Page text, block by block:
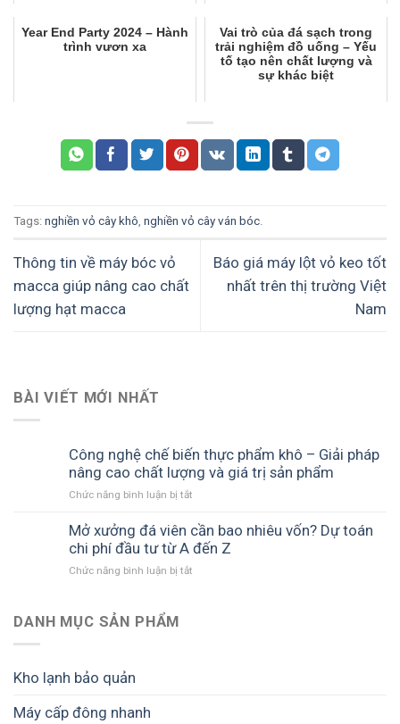
Year End Party 2024 – Hành
trình vươn xa
Vai trò của đá sạch trong
trải nghiệm đồ uống – Yếu
tố tạo nên chất lượng và
sự khác biệt
Tags: nghiền vỏ cây khô, nghiền vỏ cây ván bóc.
Thông tin về máy bóc vỏ
macca giúp nâng cao chất
lượng hạt macca
Báo giá máy lột vỏ keo tốt
nhất trên thị trường Việt
Nam
BÀI VIẾT MỚI NHẤT
Công nghệ chế biến thực phẩm khô – Giải pháp
nâng cao chất lượng và giá trị sản phẩm
Chức năng bình luận bị tắt
nghệ
chế
biến
Mở xưởng đá viên cần bao nhiêu vốn? Dự toán
chi phí đầu tư từ A đến Z
Chức năng bình luận bị tắt
DANH MỤC SẢN PHẨM
Kho lạnh bảo quản
Máy cấp đông nhanh